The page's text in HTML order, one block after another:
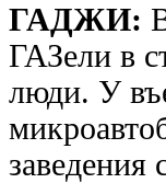
ГАДЖИ:
ГАЗели в
люди. У
заведения